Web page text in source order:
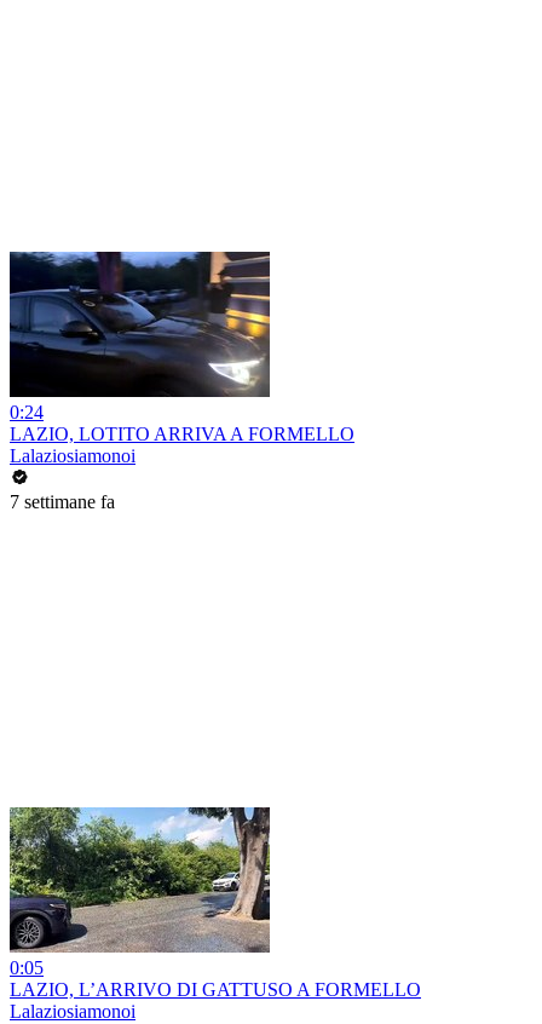
0:24
LAZIO, LOTITO ARRIVA A FORMELLO
Lalaziosiamonoi
7 settimane fa
0:05
LAZIO, L’ARRIVO DI GATTUSO A FORMELLO
Lalaziosiamonoi